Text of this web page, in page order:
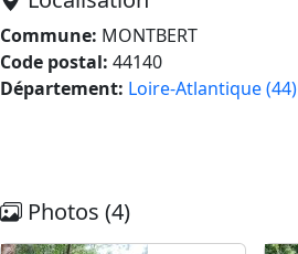
Commune: MONTBERT
Code postal: 44140
Département: Loire-Atlantique (44)
Photos (4)